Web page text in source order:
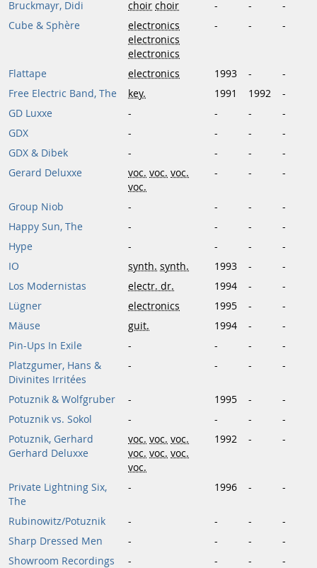
Bruckmayr, Didi
choir choir - -
-
Cube & Sphère
electronics
electronics
electronics
- - -
Flattape electronics 1993 -
-
Free Electric Band, The
key. 1991 1992
-
GD Luxxe
- - -
-
GDX
- - -
-
GDX & Dibek
- - -
-
Gerard Deluxxe
voc. voc. voc.
voc.
- - -
Group Niob - - -
-
Happy Sun, The
- - -
-
Hype
- - -
-
IO
synth. synth. 1993 -
-
Los Modernistas
electr. dr. 1994 -
-
Lügner
electronics 1995 -
-
Mäuse
guit. 1994 -
-
Pin-Ups In Exile
- - -
-
Platzgumer, Hans &
Divinites Irritées
- - - -
Potuznik & Wolfgruber - 1995 -
-
Potuznik vs. Sokol
- - -
-
Potuznik, Gerhard
Gerhard Deluxxe
voc. voc. voc.
voc. voc. voc.
voc.
1992 - -
Private Lightning Six,
The
- 1996 - -
Rubinowitz/Potuznik - - -
-
Sharp Dressed Men
- - -
-
Showroom Recordings
- - - -